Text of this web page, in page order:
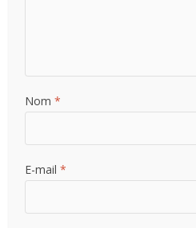
Nom*
E-mail*